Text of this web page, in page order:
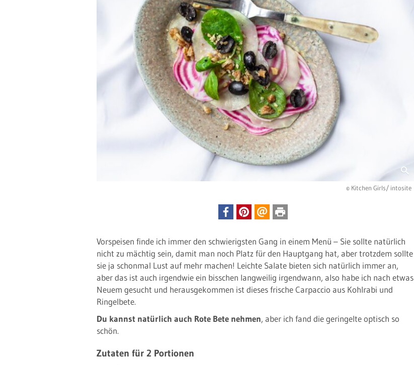
© Kitchen Girls/ intosite
Vorspeisen finde ich immer den schwierigsten Gang in einem Menü – Sie sollte natürlich
nicht zu mächtig sein, damit man noch Platz für den Hauptgang hat, aber trotzdem sollte
sie ja schonmal Lust auf mehr machen! Leichte Salate bieten sich natürlich immer an,
aber das ist auch irgendwie ein bisschen langweilig irgendwann, also habe ich nach etwas
Neuem gesucht und herausgekommen ist dieses frische Carpaccio aus Kohlrabi und
Ringelbete.
Du kannst natürlich auch Rote Bete nehmen, aber ich fand die geringelte optisch so
schön.
Zutaten für 2 Portionen